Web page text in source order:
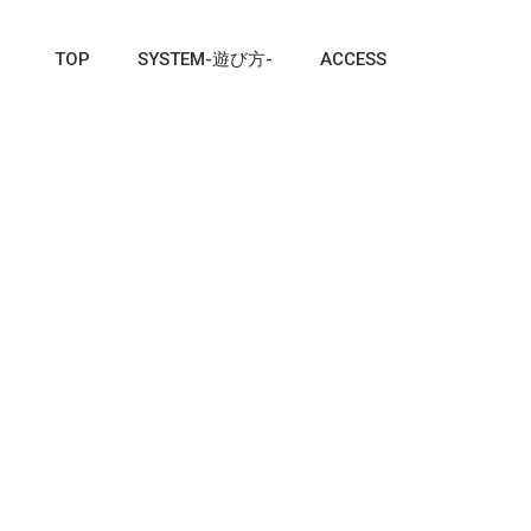
TOP SYSTEM-遊び方- ACCESS